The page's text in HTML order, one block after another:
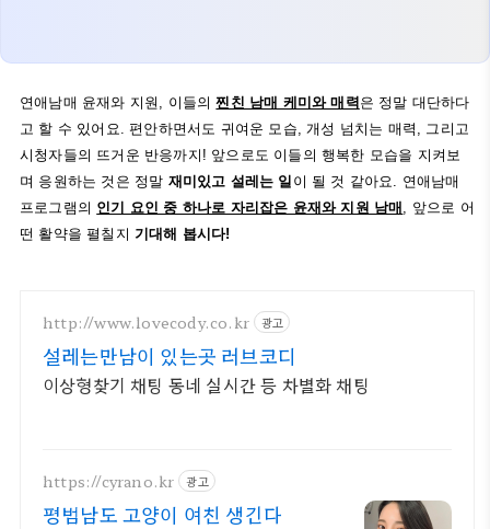
연애남매 윤재와 지원, 이들의찐친 남매 케미와 매력 은 정말 대단하다
고 할 수 있어요. 편안하면서도 귀여운 모습, 개성 넘치는 매력, 그리고
시청자들의 뜨거운 반응까지! 앞으로도 이들의 행복한 모습을 지켜보
며 응원하는 것은 정말 재미있고 설레는 일 이 될 것 같아요. 연애남매
프로그램의 인기 요인 중 하나로 자리잡은 윤재와 지원 남매 , 앞으로 어
떤 활약을 펼칠지 기대해 봅시다!
http://www.lovecody.co.kr 광고
설레는만남이 있는곳 러브코디
이상형찾기 채팅 동네 실시간 등 차별화 채팅
https://cyrano.kr 광고
평범남도 고양이 여친 생긴다